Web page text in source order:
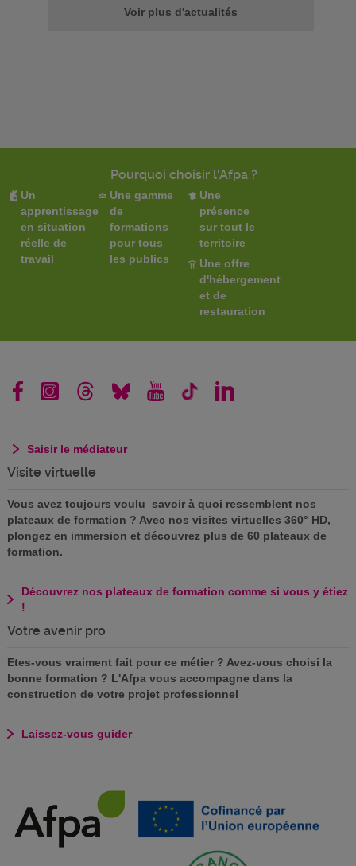
Voir plus d'actualités
Pourquoi choisir l'Afpa ?
Un
apprentissage
en situation
réelle de
travail
Une gamme
de
formations
pour tous
les publics
Une
présence
sur tout le
territoire
Une offre
d'hébergement
et de
restauration
Saisir le médiateur
Visite virtuelle
Vous avez toujours voulu savoir à quoi ressemblent nos
plateaux de formation ? Avec nos visites virtuelles 360° HD,
plongez en immersion et découvrez plus de 60 plateaux de
formation.
Découvrez nos plateaux de formation comme si vous y étiez
!
Votre avenir pro
Etes-vous vraiment fait pour ce métier ? Avez-vous choisi la
bonne formation ? L'Afpa vous accompagne dans la
construction de votre projet professionnel
Laissez-vous guider